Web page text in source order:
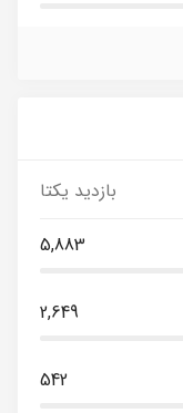
بازدید یکتا
5,883
2,649
542